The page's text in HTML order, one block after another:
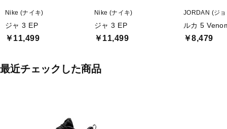
Nike (ナイキ)
ジャ 3 EP
￥11,499
Nike (ナイキ)
ジャ 3 EP
￥11,499
JORDAN (ジ
ルカ 5
￥8,479
最近チェックした商品